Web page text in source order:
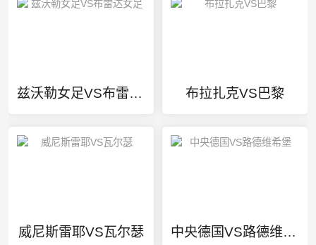
兹沃勒女足VS布雷达女足 布拉扎克VS巴黎
威尼斯雷耶VS瓦尔瑟 中央德国VS路德维希堡